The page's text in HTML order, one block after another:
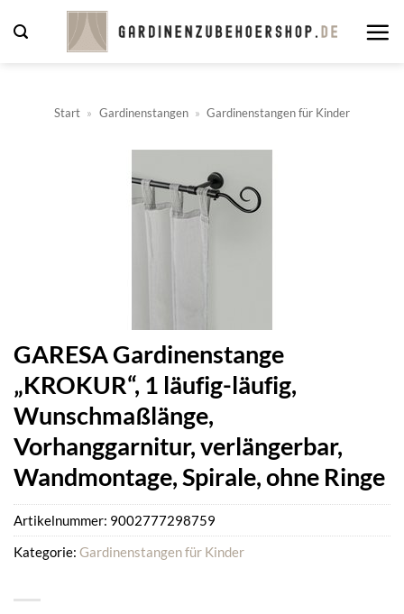
Inhalt
Start » Gardinenstangen » Gardinenstangen für Kinder
GARESA Gardinenstange
„KROKUR“, 1 läufig-läufig,
Wunschmaßlänge,
Vorhanggarnitur, verlängerbar,
Wandmontage, Spirale, ohne Ringe
Artikelnummer: 9002777298759
Kategorie: Gardinenstangen für Kinder